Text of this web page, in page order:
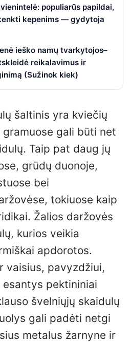
populiarūs papildai,
kepenims — gydytoja
ieško namų tvarkytojos–
reikalavimus ir
(Sužinok kiek)
šaltinis yra kviečių
gramuose gali būti net
Taip pat daug jų
grūdų duonoje,
bei
tokiuose kaip
Žalios daržovės
kurios veikia
apdorotos.
vaisius, pavyzdžiui,
pektininiai
švelniųjų skaidulų
gali padėti netgi
metalus žarnyne ir